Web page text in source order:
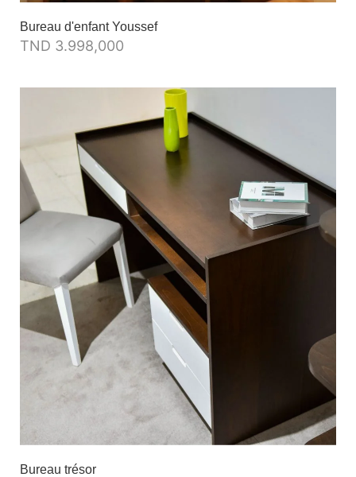
Bureau d'enfant Youssef
TND 3.998,000
Bureau trésor